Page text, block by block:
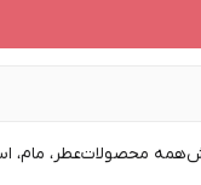
همه محصولاتعطر، مام،